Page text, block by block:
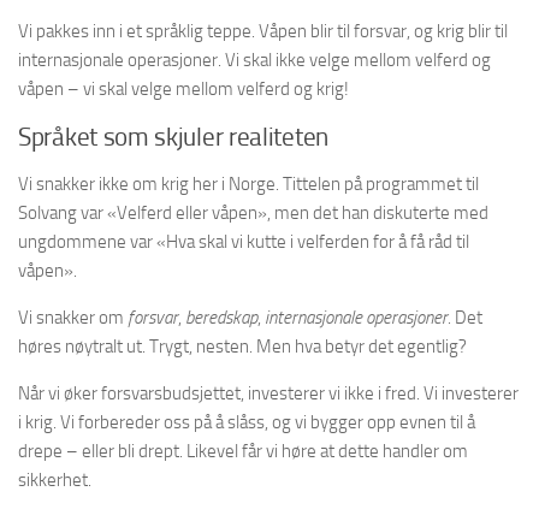
Vi pakkes inn i et språklig teppe. Våpen blir til forsvar, og krig blir til
internasjonale operasjoner. Vi skal ikke velge mellom velferd og
våpen – vi skal velge mellom velferd og krig!
Språket som skjuler realiteten
Vi snakker ikke om krig her i Norge. Tittelen på programmet til
Solvang var «Velferd eller våpen», men det han diskuterte med
ungdommene var «Hva skal vi kutte i velferden for å få råd til
våpen».
Vi snakker om forsvar, beredskap, internasjonale operasjoner. Det
høres nøytralt ut. Trygt, nesten. Men hva betyr det egentlig?
Når vi øker forsvarsbudsjettet, investerer vi ikke i fred. Vi investerer
i krig. Vi forbereder oss på å slåss, og vi bygger opp evnen til å
drepe – eller bli drept. Likevel får vi høre at dette handler om
sikkerhet.